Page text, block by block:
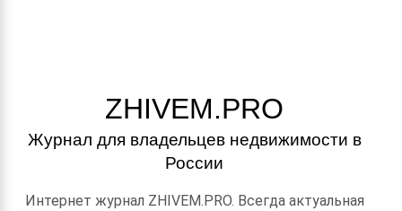
ZHIVEM.PRO
Журнал для владельцев недвижимости в
России
Интернет журнал ZHIVEM.PRO. Всегда актуальная